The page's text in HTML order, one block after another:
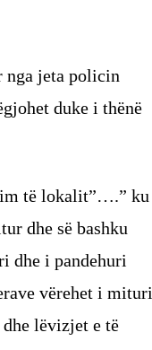
nga jeta policin
duke i thënë
të lokalit”….” ku
dhe së bashku
dhe i pandehuri
vërehet i mituri
lëvizjet e të